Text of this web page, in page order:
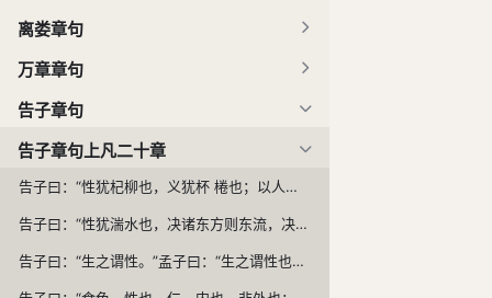
离娄章句
万章章句
告子章句
告子章句上凡二十章
告子曰：“性犹杞柳也，义犹杯 棬也；以人性为仁义，犹以杞柳为杯。”孟子曰：“子能顺杞柳之性而以为杯乎？将戕贼杞柳而后以为杯也？如将戕贼杞柳而以为杯，则亦将戕贼人以为仁义与？率天下之人而祸仁义者，必子之言夫！”
告子曰：“性犹湍水也，决诸东方则东流，决诸西方则西流。人性之无分于善不善也，犹水之无分于东西也。”孟子曰：“水信无分于东西，无分于上下乎？人性之善也，犹水之就下也。人无有不善，水无有不下。今夫水，搏而跃之，可使过颡；激而行之，可使在山。是岂水之性哉？其势则然也。人之可使为不善，其性亦犹是也。”
告子曰：“生之谓性。”孟子曰：“生之谓性也，犹白之谓白与？” 曰：“然。”“白羽之白也，犹白雪之白；白雪之白犹白玉之白与？” 曰：“然。”“然则犬之性犹牛之性，牛之性犹人之性与？”